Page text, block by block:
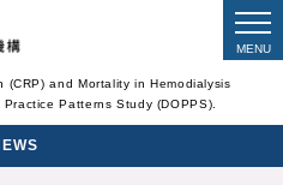
(CRP) and Mortality in Hemodialysis
Patterns Study (DOPPS).